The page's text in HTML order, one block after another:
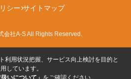
シー サイトマップ
会社A-S All Rights Reserved.
利用状況把握、サービス向上検討を目的と
しています。
いについて」 をご確認ください。